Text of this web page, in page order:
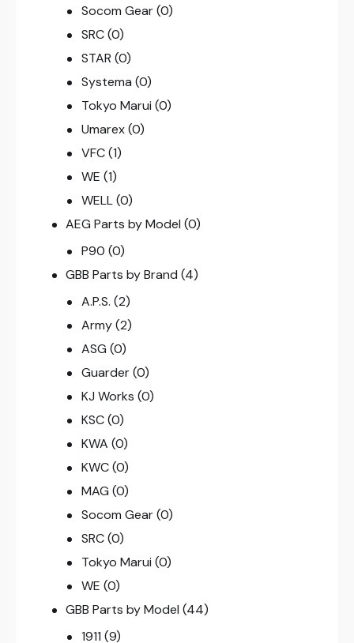
Socom Gear (0)
SRC (0)
STAR (0)
Systema (0)
Tokyo Marui (0)
Umarex (0)
VFC (1)
WE (1)
WELL (0)
AEG Parts by Model (0)
P90 (0)
GBB Parts by Brand (4)
A.P.S. (2)
Army (2)
ASG (0)
Guarder (0)
KJ Works (0)
KSC (0)
KWA (0)
KWC (0)
MAG (0)
Socom Gear (0)
SRC (0)
Tokyo Marui (0)
WE (0)
GBB Parts by Model (44)
1911 (9)